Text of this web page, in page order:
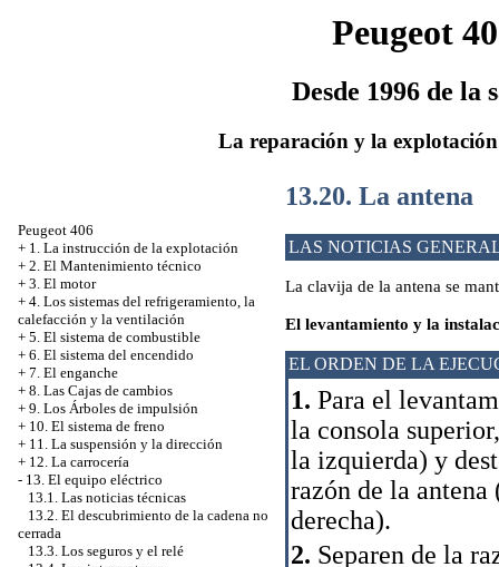
Peugeot
Desde 1996 de la
La reparación y la
Peugeot 406
+ 1. La instrucción de la explotación
+ 2. El Mantenimiento técnico
+ 3. El motor
+ 4. Los sistemas del refrigeramiento, la
calefacción y la ventilación
+ 5. El sistema de combustible
+ 6. El sistema del encendido
+ 7. El enganche
+ 8. Las Cajas de cambios
+ 9. Los Árboles de impulsión
+ 10. El sistema de freno
+ 11. La suspensión y la dirección
+ 12. La carrocería
- 13. El equipo eléctrico
13.1. Las noticias técnicas
13.2. El descubrimiento de la cadena no
cerrada
13.3. Los seguros y el relé
13.20. La antena
LAS NOTICIAS
La clavija de la antena se
El levantamiento y la
EL ORDEN DE LA
1. Para el
la consola
la izquierda) y
razón de la
derecha).
2. Separen de la